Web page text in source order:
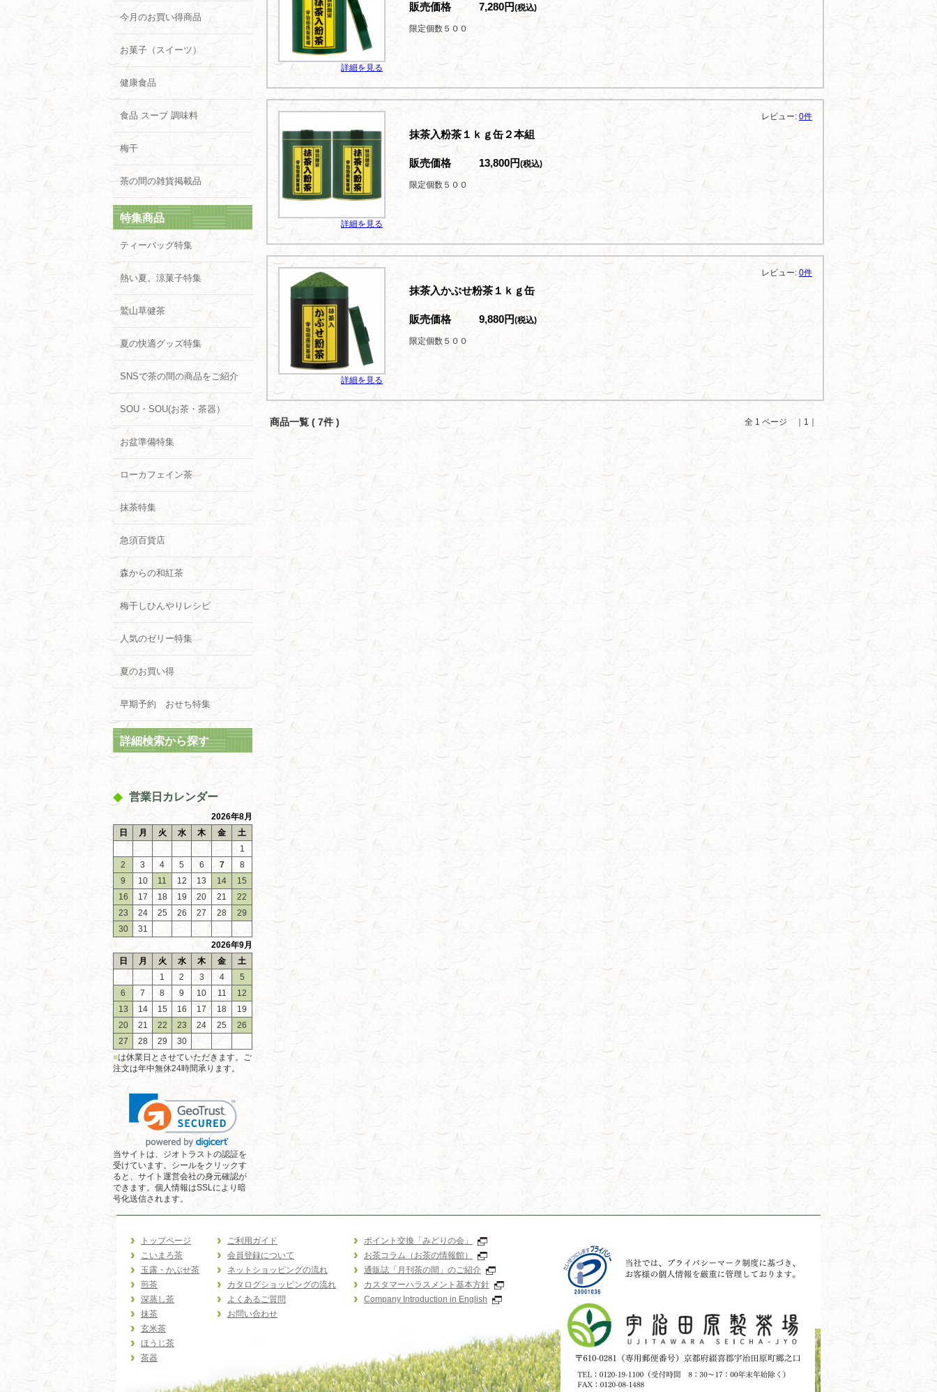
今月のお買い得商品
お菓子（スイーツ）
健康食品
食品 スープ 調味料
梅干
茶の間の雑貨掲載品
特集商品
ティーバッグ特集
熱い夏。涼菓子特集
鷲山草健茶
夏の快適グッズ特集
SNSで茶の間の商品をご紹介
SOU・SOU(お茶・茶器）
お盆準備特集
ローカフェイン茶
抹茶特集
急須百貨店
森からの和紅茶
梅干しひんやりレシピ
人気のゼリー特集
夏のお買い得
早期予約 おせち特集
詳細検索から探す
営業日カレンダー
2026年8月
日
月 火 水 木 金
土
1
2
3 4 5 6 7
8
9
10 11 12 13 14
15
16
17 18 19 20 21
22
23
24 25 26 27 28
29
30
31
2026年9月
日
月 火 水 木 金
土
1
2 3 4
5
6
7 8 9 10 11
12
13
14 15 16 17 18
19
20
21 22 23 24 25
26
27
28 29
30
■は休業日とさせていただきます。ご
注文は年中無休24時間承ります。
当サイトは、ジオトラストの認証を
受けています。シールをクリックす
ると、サイト運営会社の身元確認が
できます。個人情報はSSLにより暗
号化送信されます。
詳細を見る
販売価格 7,280円(税込)
限定個数５００
詳細を見る
レビュー: 0件
抹茶入粉茶１ｋｇ缶２本組
販売価格 13,800円(税込)
限定個数５００
詳細を見る
レビュー: 0件
抹茶入かぶせ粉茶１ｋｇ缶
販売価格 9,880円(税込)
限定個数５００
商品一覧 ( 7件 ) 全 1 ページ ｜1｜
トップページ
こいまろ茶
玉露・かぶせ茶
煎茶
深蒸し茶
抹茶
玄米茶
ほうじ茶
茶器
ご利用ガイド
会員登録について
ネットショッピングの流れ
カタログショッピングの流れ
よくあるご質問
お問い合わせ
ポイント交換「みどりの会」
お茶コラム（お茶の情報館）
通販誌「月刊茶の間」のご紹介
カスタマーハラスメント基本方針
Company Introduction in English